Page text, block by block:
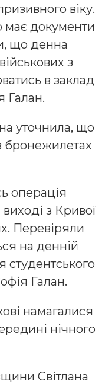
віку.
має документи
що денна
з
в заклад
Галан.
уточнила, що
бронежилетах
операція
з Кривої
Перевіряли
на денній
студентського
Галан.
намагалися
нічного
Світлана